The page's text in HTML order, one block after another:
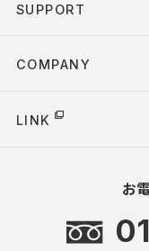
SUPPORT
COMPANY
LINK
お